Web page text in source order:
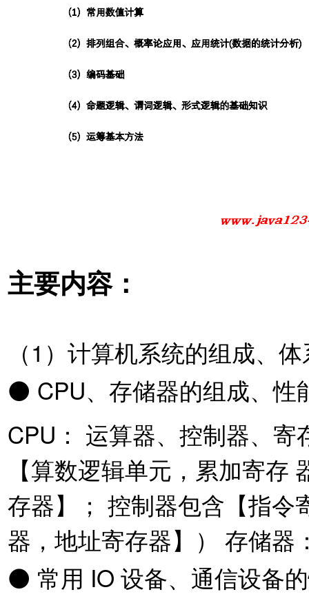
主要内容：
（1）计算机系统的组成、
⚫ CPU、存储器的组成、性
CPU： 运算器、控制器、
【算数逻辑单元，累加寄
存器】； 控制器包含【指令
器，地址寄存器】） 存储器
⚫ 常用 IO 设备、通信设备